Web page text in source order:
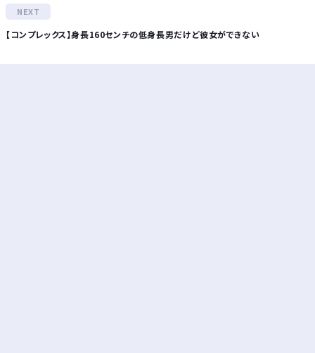
【コンプレックス】身長160センチの低身長男だけど彼女ができない